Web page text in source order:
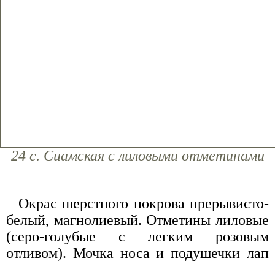
24 с. Сиамская с лиловыми отметинами
Окрас шерстного покрова прерывисто-
белый, магнолиевый. Отметины лиловые
(серо-голубые с легким розовым
отливом). Мочка носа и подушечки лап